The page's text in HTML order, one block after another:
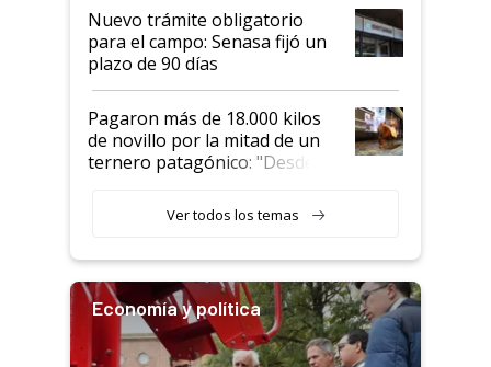
Nuevo trámite obligatorio
para el campo: Senasa fijó un
plazo de 90 días
Pagaron más de 18.000 kilos
de novillo por la mitad de un
ternero patagónico: "Desde
llamar la atención"
Ver todos los temas
Economía y política